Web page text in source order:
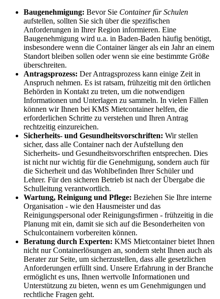
Baugenehmigung: Bevor Sie Container für Schulen
aufstellen, sollten Sie sich über die spezifischen
Anforderungen in Ihrer Region informieren. Eine
Baugenehmigung wird u.a. in Baden-Baden häufig benötigt,
insbesondere wenn die Container länger als ein Jahr an einem
Standort bleiben sollen oder wenn sie eine bestimmte Größe
überschreiten.
Antragsprozess: Der Antragsprozess kann einige Zeit in
Anspruch nehmen. Es ist ratsam, frühzeitig mit den örtlichen
Behörden in Kontakt zu treten, um die notwendigen
Informationen und Unterlagen zu sammeln. In vielen Fällen
können wir Ihnen bei KMS Mietcontainer helfen, die
erforderlichen Schritte zu verstehen und Ihren Antrag
rechtzeitig einzureichen.
Sicherheits- und Gesundheitsvorschriften: Wir stellen
sicher, dass alle Container nach der Aufstellung den
Sicherheits- und Gesundheitsvorschriften entsprechen. Dies
ist nicht nur wichtig für die Genehmigung, sondern auch für
die Sicherheit und das Wohlbefinden Ihrer Schüler und
Lehrer. Für den sicheren Betrieb ist nach der Übergabe die
Schulleitung verantwortlich.
Wartung, Reinigung und Pflege: Beziehen Sie Ihre interne
Organisation - wie den Hausmeister und das
Reinigungspersonal oder Reinigungsfirmen - frühzeitig in die
Planung mit ein, damit sie sich auf die Besonderheiten von
Schulcontainern vorbereiten können.
Beratung durch Experten: KMS Mietcontainer bietet Ihnen
nicht nur Containerlösungen an, sondern steht Ihnen auch als
Berater zur Seite, um sicherzustellen, dass alle gesetzlichen
Anforderungen erfüllt sind. Unsere Erfahrung in der Branche
ermöglicht es uns, Ihnen wertvolle Informationen und
Unterstützung zu bieten, wenn es um Genehmigungen und
rechtliche Fragen geht.